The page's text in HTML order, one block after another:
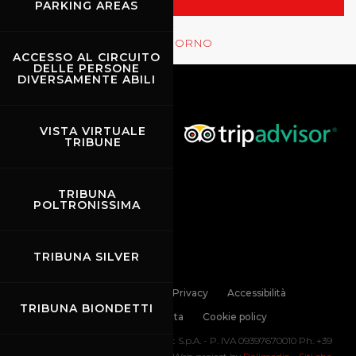
PARKING AREAS
ACCESSO AL CIRCUITO
DELLE PERSONE
DIVERSAMENTE ABILI
VISTA VIRTUALE
TRIBUNE
TRIBUNA
POLTRONISSIMA
TRIBUNA SILVER
TRIBUNA BIONDETTI
MOSTRA GLI EVENTI DEL GIORNO
Privacy
Accessibilità
Codice di Condotta
Cookie policy
2026 Mugello Circuit S.p.A. - P. IVA 09397670010 Ph. +39